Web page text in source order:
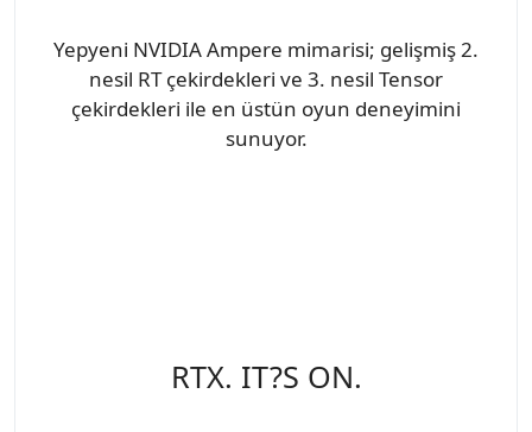
Yepyeni NVIDIA Ampere mimarisi; gelişmiş 2.
nesil RT çekirdekleri ve 3. nesil Tensor
çekirdekleri ile en üstün oyun deneyimini
sunuyor.
RTX. IT?S ON.